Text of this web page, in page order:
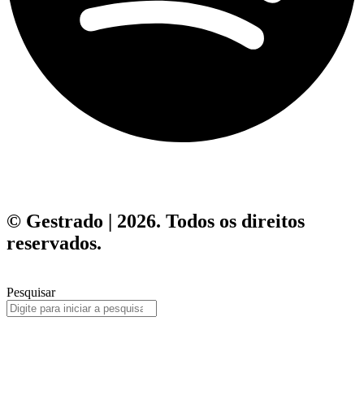
© Gestrado | 2026. Todos os direitos
reservados.
Pesquisar